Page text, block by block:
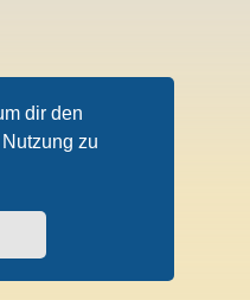
dir den
zu